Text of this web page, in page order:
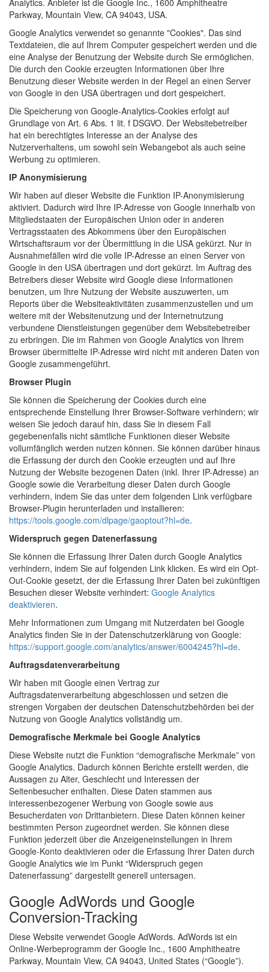
Analytics. Anbieter ist die Google Inc., 1600 Amphitheatre
Parkway, Mountain View, CA 94043, USA.
Google Analytics verwendet so genannte "Cookies". Das sind
Textdateien, die auf Ihrem Computer gespeichert werden und die
eine Analyse der Benutzung der Website durch Sie ermöglichen.
Die durch den Cookie erzeugten Informationen über Ihre
Benutzung dieser Website werden in der Regel an einen Server
von Google in den USA übertragen und dort gespeichert.
Die Speicherung von Google-Analytics-Cookies erfolgt auf
Grundlage von Art. 6 Abs. 1 lit. f DSGVO. Der Websitebetreiber
hat ein berechtigtes Interesse an der Analyse des
Nutzerverhaltens, um sowohl sein Webangebot als auch seine
Werbung zu optimieren.
IP Anonymisierung
Wir haben auf dieser Website die Funktion IP-Anonymisierung
aktiviert. Dadurch wird Ihre IP-Adresse von Google innerhalb von
Mitgliedstaaten der Europäischen Union oder in anderen
Vertragsstaaten des Abkommens über den Europäischen
Wirtschaftsraum vor der Übermittlung in die USA gekürzt. Nur in
Ausnahmefällen wird die volle IP-Adresse an einen Server von
Google in den USA übertragen und dort gekürzt. Im Auftrag des
Betreibers dieser Website wird Google diese Informationen
benutzen, um Ihre Nutzung der Website auszuwerten, um
Reports über die Websiteaktivitäten zusammenzustellen und um
weitere mit der Websitenutzung und der Internetnutzung
verbundene Dienstleistungen gegenüber dem Websitebetreiber
zu erbringen. Die im Rahmen von Google Analytics von Ihrem
Browser übermittelte IP-Adresse wird nicht mit anderen Daten von
Google zusammengeführt.
Browser Plugin
Sie können die Speicherung der Cookies durch eine
entsprechende Einstellung Ihrer Browser-Software verhindern; wir
weisen Sie jedoch darauf hin, dass Sie in diesem Fall
gegebenenfalls nicht sämtliche Funktionen dieser Website
vollumfänglich werden nutzen können. Sie können darüber hinaus
die Erfassung der durch den Cookie erzeugten und auf Ihre
Nutzung der Website bezogenen Daten (inkl. Ihrer IP-Adresse) an
Google sowie die Verarbeitung dieser Daten durch Google
verhindern, indem Sie das unter dem folgenden Link verfügbare
Browser-Plugin herunterladen und installieren:
https://tools.google.com/dlpage/gaoptout?hl=de.
Widerspruch gegen Datenerfassung
Sie können die Erfassung Ihrer Daten durch Google Analytics
verhindern, indem Sie auf folgenden Link klicken. Es wird ein Opt-
Out-Cookie gesetzt, der die Erfassung Ihrer Daten bei zukünftigen
Besuchen dieser Website verhindert: Google Analytics
deaktivieren.
Mehr Informationen zum Umgang mit Nutzerdaten bei Google
Analytics finden Sie in der Datenschutzerklärung von Google:
https://support.google.com/analytics/answer/6004245?hl=de.
Auftragsdatenverarbeitung
Wir haben mit Google einen Vertrag zur
Auftragsdatenverarbeitung abgeschlossen und setzen die
strengen Vorgaben der deutschen Datenschutzbehörden bei der
Nutzung von Google Analytics vollständig um.
Demografische Merkmale bei Google Analytics
Diese Website nutzt die Funktion “demografische Merkmale” von
Google Analytics. Dadurch können Berichte erstellt werden, die
Aussagen zu Alter, Geschlecht und Interessen der
Seitenbesucher enthalten. Diese Daten stammen aus
interessenbezogener Werbung von Google sowie aus
Besucherdaten von Drittanbietern. Diese Daten können keiner
bestimmten Person zugeordnet werden. Sie können diese
Funktion jederzeit über die Anzeigeneinstellungen in Ihrem
Google-Konto deaktivieren oder die Erfassung Ihrer Daten durch
Google Analytics wie im Punkt “Widerspruch gegen
Datenerfassung” dargestellt generell untersagen.
Google AdWords und Google
Conversion-Tracking
Diese Website verwendet Google AdWords. AdWords ist ein
Online-Werbeprogramm der Google Inc., 1600 Amphitheatre
Parkway, Mountain View, CA 94043, United States (“Google”).